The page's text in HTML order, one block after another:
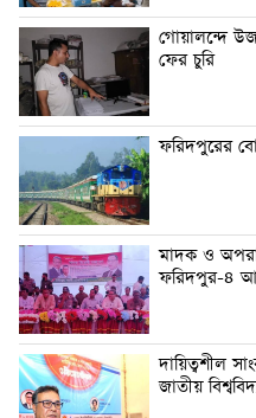
গোয়ালন্দে
ফের চুরি
ফরিদপুরের
মাদক ও
ফরিদপুর-৪
দায়িত্বশীল
জাতীয়